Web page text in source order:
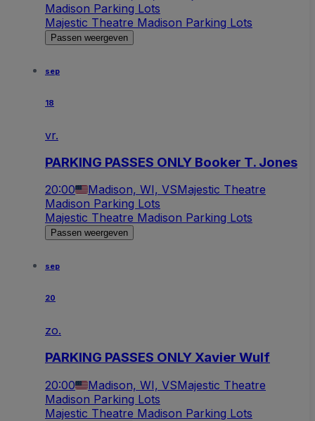
Madison Parking Lots
Majestic Theatre Madison Parking Lots
Passen weergeven
sep
18
vr.
PARKING PASSES ONLY Booker T. Jones
20:00 Madison, WI, VSMajestic Theatre
Madison Parking Lots
Majestic Theatre Madison Parking Lots
Passen weergeven
sep
20
zo.
PARKING PASSES ONLY Xavier Wulf
20:00 Madison, WI, VSMajestic Theatre
Madison Parking Lots
Majestic Theatre Madison Parking Lots